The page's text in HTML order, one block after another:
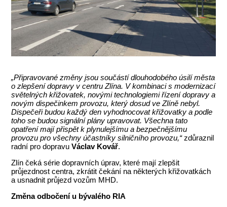
„Připravované změny jsou součástí dlouhodobého úsilí města
o zlepšení dopravy v centru Zlína. V kombinaci s modernizací
světelných křižovatek, novými technologiemi řízení dopravy a
novým dispečinkem provozu, který dosud ve Zlíně nebyl.
Dispečeři budou každý den vyhodnocovat křižovatky a podle
toho se budou signální plány upravovat. Všechna tato
opatření mají přispět k plynulejšímu a bezpečnějšímu
provozu pro všechny účastníky silničního provozu,“zdůraznil
radní pro dopravuVáclav Kovář.
Zlín čeká série dopravních úprav, které mají zlepšit
průjezdnost centra, zkrátit čekání na některých křižovatkách
a usnadnit průjezd vozům MHD.
Změna odbočení u bývalého RIA